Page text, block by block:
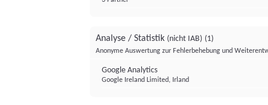
Analyse / Statistik (nicht IAB) (1)
Anonyme Auswertung zur Fehlerbehebung und
Google Analytics
Google Ireland Limited, Irland